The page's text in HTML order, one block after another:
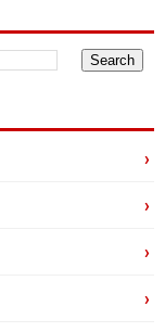
›
›
›
›